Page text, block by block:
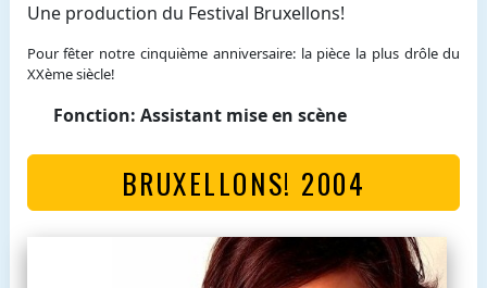
Une production du Festival Bruxellons!
Pour fêter notre cinquième anniversaire: la pièce la plus drôle du
XXème siècle!
Fonction: Assistant mise en scène
BRUXELLONS! 2004